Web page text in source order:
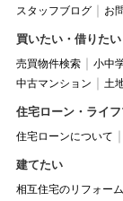
スタッフブログ
お
買いたい・借りたい
売買物件検索 小中
中古マンション
土
住宅ローン・ライ
住宅ローンについて
建てたい
相互住宅のリフォーム